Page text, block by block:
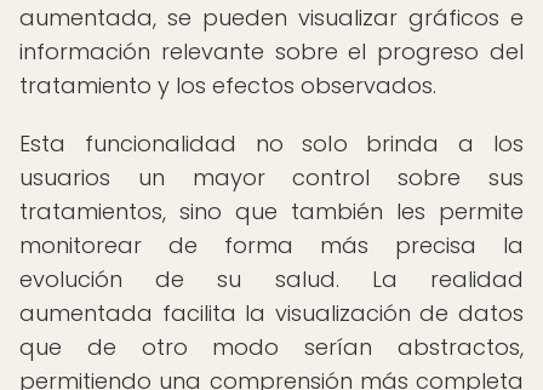
aumentada, se pueden visualizar gráficos e
información relevante sobre el progreso del
tratamiento y los efectos observados.
Esta funcionalidad no solo brinda a los
usuarios un mayor control sobre sus
tratamientos, sino que también les permite
monitorear de forma más precisa la
evolución de su salud. La realidad
aumentada facilita la visualización de datos
que de otro modo serían abstractos,
permitiendo una comprensión más completa